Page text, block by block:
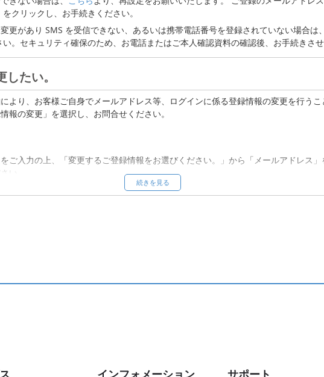
していないか
れていないか
クリックし、お手続きください。
更があり SMS を受信できない、あるいは携帯電話番号を登録されていない場合は
。セキュリティ確保のため、お電話またはご本人確認資料の確認後、お手続きさせ
たい。
より、お客様ご自身でメールアドレス等、ログインに係る登録情報の変更を行うこ
報の変更」を選択し、お問合せください。
ご入力の上、「変更するご登録情報をお選びください。」から「メールアドレス
い。
客様の資産保護のための対応となりますので、あらかじめご了承ください。
続きを見る
インフォメーション サポート